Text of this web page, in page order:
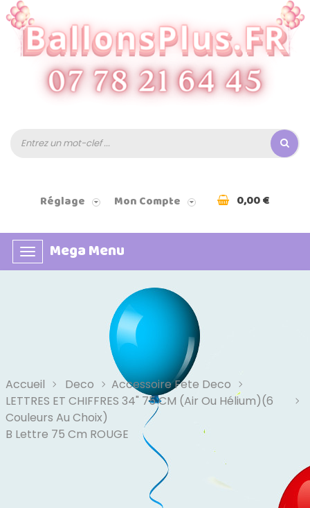
Réglage Mon Compte 0,00 €
Basculer
la
Mega Menu
Accueil Deco
Accessoire Fete Deco
LETTRES ET CHIFFRES 34" 75 CM (air Ou Hélium)(6
Couleurs Au Choix)
B Lettre 75 Cm ROUGE